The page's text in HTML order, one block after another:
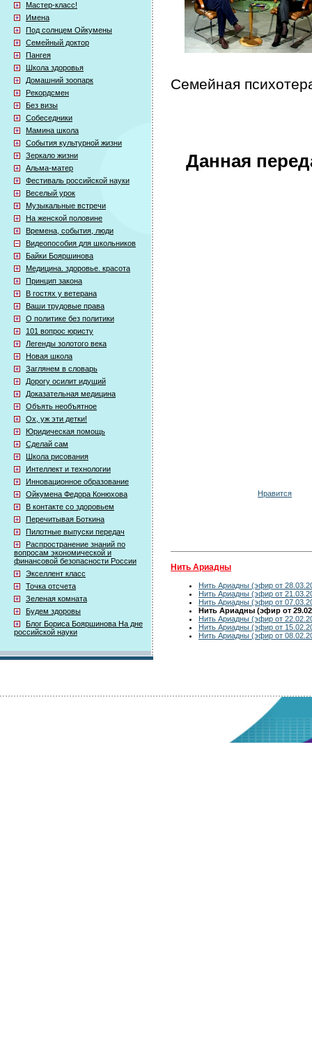
Мастер-класс!
Имена
Под солнцем Ойкумены
Семейный доктор
Пангея
Школа здоровья
Домашний зоопарк
Рекордсмен
Без визы
Собеседники
Мамина школа
События культурной жизни
Зеркало жизни
Альма-матер
Фестиваль российской науки
Веселый урок
Музыкальные встречи
На женской половине
Времена, события, люди
Видеопособия для школьников
Байки Бояршинова
Медицина. здоровье. красота
Принцип закона
В гостях у ветерана
Ваши трудовые права
О политике без политики
101 вопрос юристу
Легенды золотого века
Новая школа
Заглянем в словарь
Дорогу осилит идущий
Доказательная медицина
Объять необъятное
Ох, уж эти детки!
Юридическая помощь
Сделай сам
Школа рисования
Интеллект и технологии
Инновационное образование
Ойкумена Федора Конюхова
В контакте со здоровьем
Перечитывая Боткина
Пилотные выпуски передач
Распространение знаний по
вопросам экономической и
финансовой безопасности России
Экселлент класс
Точка отсчета
Зеленая комната
Будем здоровы
Блог Бориса Бояршинова На дне
российской науки
Семейная
Данная
Нравится
Нить Ариадны
Нить Ариадны (эфир от
Нить Ариадны (эфир от
Нить Ариадны (эфир от
Нить Ариадны (эфир от
Нить Ариадны (эфир от
Нить Ариадны (эфир от
Нить Ариадны (эфир от